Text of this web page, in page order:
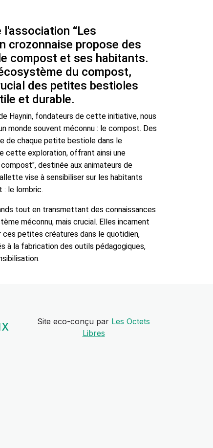
l'association “Les
crozonnaise propose des
compost et ses habitants.
du compost,
des petites bestioles
et durable.
Haynin, fondateurs de cette initiative, nous
monde souvent méconnu : le compost. Des
de chaque petite bestiole dans le
cette exploration, offrant ainsi une
destinée aux animateurs de
vise à sensibiliser sur les habitants
: le lombric.
tout en transmettant des connaissances
méconnu, mais crucial. Elles incarnent
petites créatures dans le quotidien,
à la fabrication des outils pédagogiques,
Site eco-conçu par Les Octets
Libres